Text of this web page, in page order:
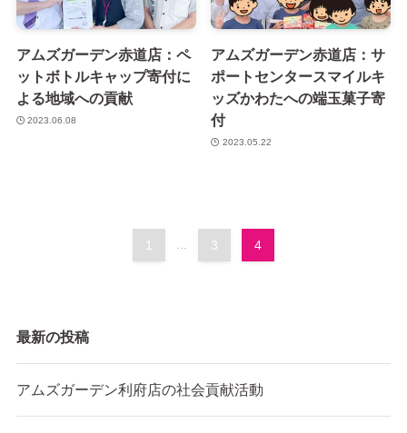
アムズガーデン赤道店：ペ
ットボトルキャップ寄付に
よる地域への貢献
2023.06.08
アムズガーデン赤道店：サ
ポートセンタースマイルキ
ッズかわたへの端玉菓子寄
付
2023.05.22
1 ... 3 4
最新の投稿
アムズガーデン利府店の社会貢献活動